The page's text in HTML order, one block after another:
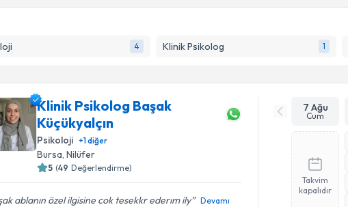
4 Klinik Psikolog 1
Klinik Psikolog Başak
Küçükyalçın
Psikoloji +1diğer
Bursa, Nilüfer
5 (49 Değerlendirme)
ablanın özel ilgisine cok tesekkr ederım ily Devamı
7 Ağu
Cum
Takvim
kapalıdır